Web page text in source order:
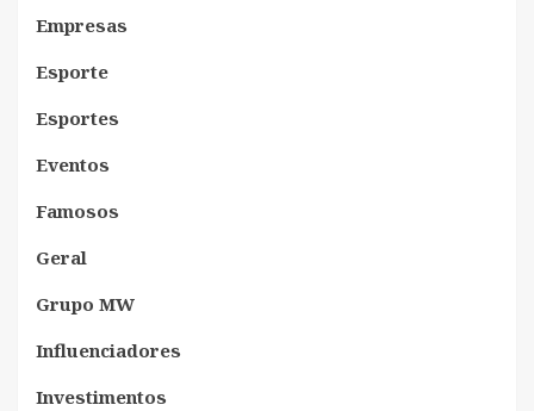
Empresas
Esporte
Esportes
Eventos
Famosos
Geral
Grupo MW
Influenciadores
Investimentos